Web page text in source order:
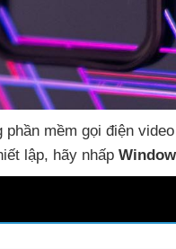
mềm gọi điện
lập, hãy nhấp